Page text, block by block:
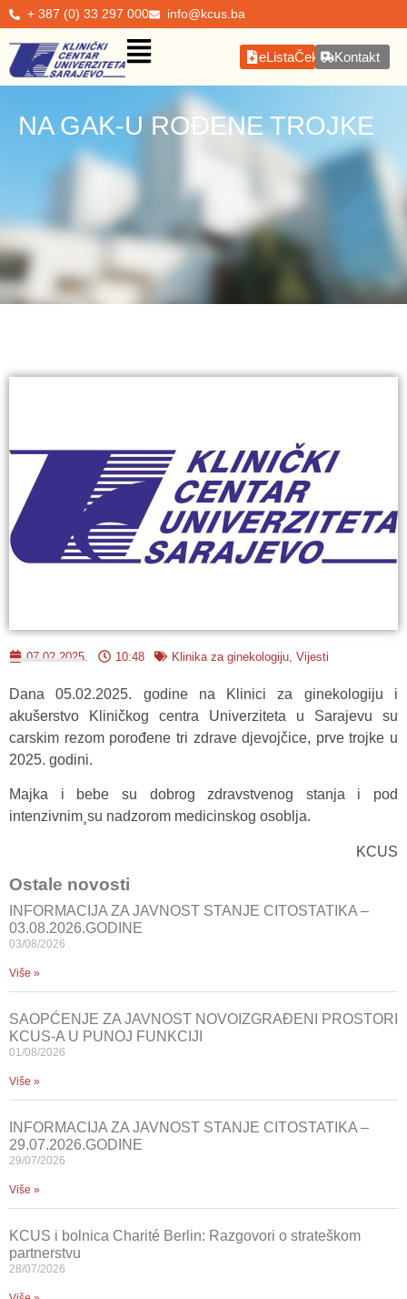
+ 387 (0) 33 297 000 info@kcus.ba
eListaČekanjaKontakt
NA GAK-U ROĐENE TROJKE
07.02.2025. 10:48 Klinika za ginekologiju Vijesti
Dana 05.02.2025. godine na Klinici za ginekologiju i
akušerstvo Kliničkog centra Univerziteta u Sarajevu su
carskim rezom porođene tri zdrave djevojčice, prve trojke u
2025. godini.
Majka i bebe su dobrog zdravstvenog stanja i pod
intenzivnim¸su nadzorom medicinskog osoblja.
KCUS
Ostale novosti
INFORMACIJA ZA JAVNOST STANJE CITOSTATIKA –
03.08.2026.GODINE
03/08/2026
Više »
SAOPĆENJE ZA JAVNOST NOVOIZGRAĐENI PROSTORI
KCUS-A U PUNOJ FUNKCIJI
01/08/2026
Više »
INFORMACIJA ZA JAVNOST STANJE CITOSTATIKA –
29.07.2026.GODINE
29/07/2026
Više »
KCUS i bolnica Charité Berlin: Razgovori o strateškom
partnerstvu
28/07/2026